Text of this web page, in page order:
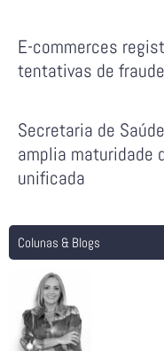
E-commerces
tentativas de
Secretaria de
amplia maturidade
unificada
Colunas & Blogs